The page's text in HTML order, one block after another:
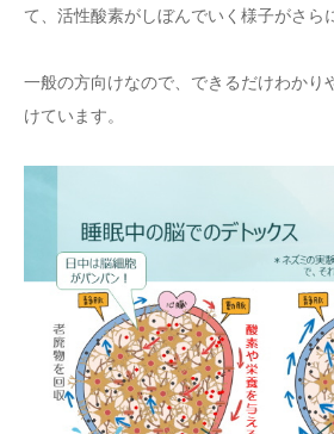
て、活性酸素がしぼんでいく様子がさら
一般の方向けなので、できるだけわかり
けています。